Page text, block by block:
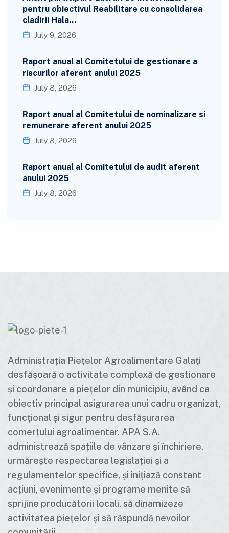
pentru obiectivul Reabilitare cu consolidarea
cladirii Hala…
July 9, 2026
Raport anual al Comitetului de gestionare a
riscurilor aferent anului 2025
July 8, 2026
Raport anual al Comitetului de nominalizare si
remunerare aferent anului 2025
July 8, 2026
Raport anual al Comitetului de audit aferent
anului 2025
July 8, 2026
Administrația Piețelor Agroalimentare Galați
desfășoară o activitate complexă de gestionare
și coordonare a piețelor din municipiu, având ca
obiectiv principal asigurarea unui cadru organizat,
funcțional și sigur pentru desfășurarea
comerțului agroalimentar. APA S.A.
administrează spațiile de vânzare și închiriere,
urmărește respectarea legislației și a
regulamentelor specifice, și inițiază constant
acțiuni, evenimente și programe menite să
sprijine producătorii locali, să dinamizeze
activitatea piețelor și să răspundă nevoilor